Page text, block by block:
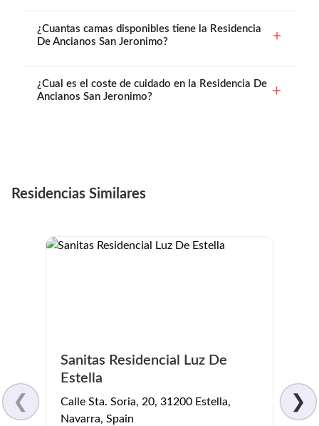
¿Cuantas camas disponibles tiene la Residencia
De Ancianos San Jeronimo?
¿Cual es el coste de cuidado en la Residencia De
Ancianos San Jeronimo?
Residencias Similares
❮
Sanitas Residencial Luz De
Estella
Calle Sta. Soria, 20, 31200 Estella,
Navarra, Spain
C.
Spain
❯